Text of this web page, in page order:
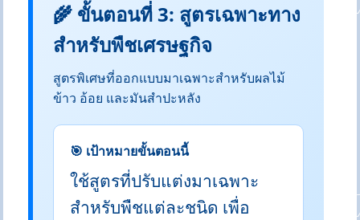
🌾 ขั้นตอนที่ 3: สูตรเฉพาะทาง
สำหรับพืชเศรษฐกิจ
สูตรพิเศษที่ออกแบบมาเฉพาะสำหรับผลไม้
ข้าว อ้อย และมันสำปะหลัง
🎯 เป้าหมายขั้นตอนนี้
ใช้สูตรที่ปรับแต่งมาเฉพาะ
สำหรับพืชแต่ละชนิด เพื่อ